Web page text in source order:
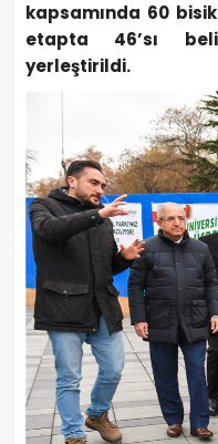
kapsamında 60
etapta 46’sı
yerleştirildi.